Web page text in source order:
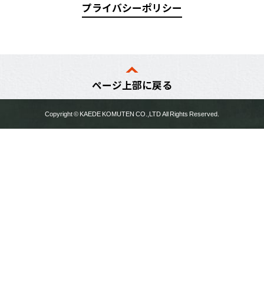
プライバシーポリシー
ページ上部に戻る
Copyright ©KAEDE KOMUTENCO.,LTD All Rights Reserved.